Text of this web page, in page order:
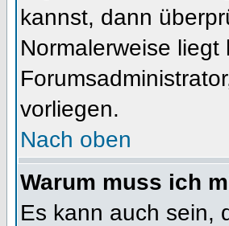
kannst, dann
Normalerweise
vorliegen.
Nach oben
Warum muss ich
Es kann auch sein,